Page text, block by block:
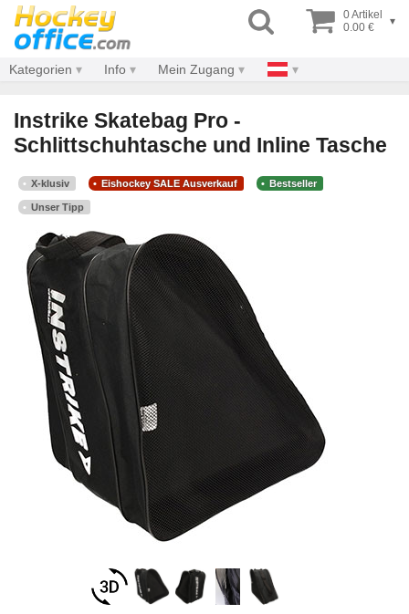
0 Artikel
0.00 €
▾
Kategorien Info Mein Zugang
Instrike Skatebag Pro -
Schlittschuhtasche und Inline Tasche
X-klusiv Eishockey SALE Ausverkauf Bestseller
Unser Tipp